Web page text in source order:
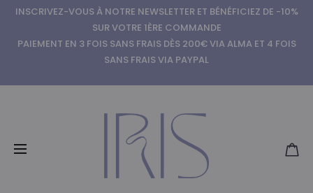
INSCRIVEZ-VOUS À NOTRE NEWSLETTER ET BÉNÉFICIEZ DE -10%
SUR VOTRE 1ÈRE COMMANDE
PAIEMENT EN 3 FOIS SANS FRAIS DÈS 200€ VIA ALMA ET 4 FOIS
SANS FRAIS VIA PAYPAL